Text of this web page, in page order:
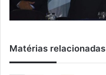
Matérias relacionadas